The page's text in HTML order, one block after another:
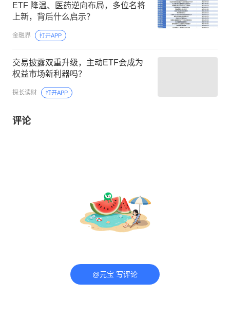
ETF 降温、医药逆向布局，多位名将
上新，背后什么启示？
金融界 打开APP
交易披露双重升级，主动ETF会成为
权益市场新利器吗？
探长读财 打开APP
评论
@元宝 写评论